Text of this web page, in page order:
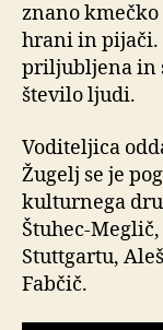
znano
hrani in pijači.
priljubljena in
število ljudi.
Voditeljica
Žugelj se je
kulturnega
Štuhec-
Stuttgartu,
Fabčič.